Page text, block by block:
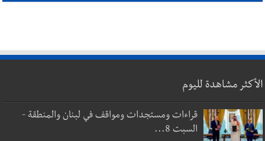
الأكثر مشاهدة لليوم
قراءات ومستجدات ومواقف في لبنان والمنطقة -
السبت 8...